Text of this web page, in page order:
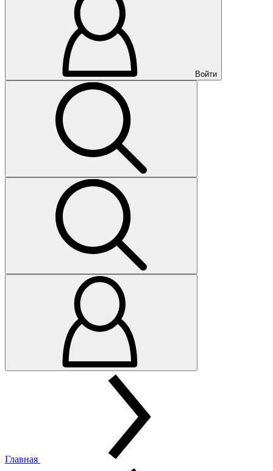
Войти
Главная